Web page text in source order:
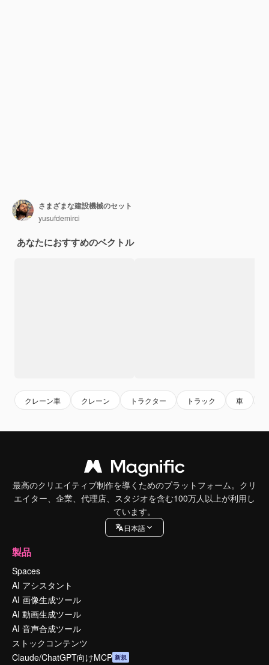
さまざまな建設機械のセット
yusufdemirci
あなたにおすすめのベクトル
クレーン車 クレーン トラクター トラック 車
最高のクリエイティブ制作を導くためのプラットフォーム。クリ
エイター、企業、代理店、スタジオを含む100万人以上が利用し
ています。
日本語
製品
Spaces
AI アシスタント
AI 画像生成ツール
AI 動画生成ツール
AI 音声合成ツール
ストックコンテンツ
Claude/ChatGPT向けMCP 新規